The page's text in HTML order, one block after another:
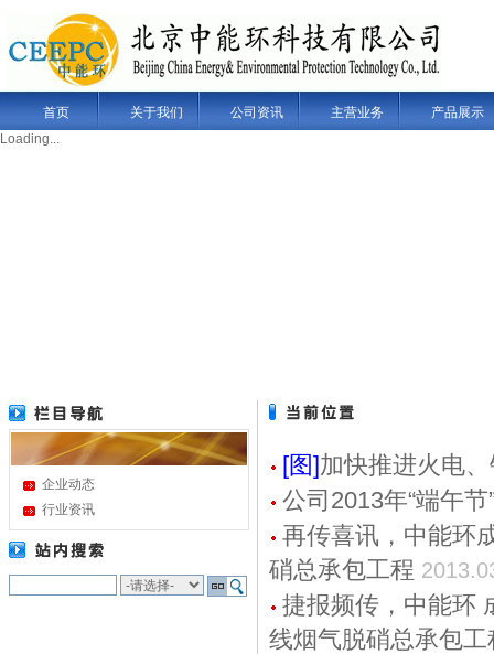
首页 关于我们 公司资讯 主营业务
产品展示
Loading...
企业动态
行业资讯
[图]加快推进火电
公司2013年“端午
再传喜讯，中能环
硝总承包工程
捷报频传，中能环
线烟气脱硝总承包工